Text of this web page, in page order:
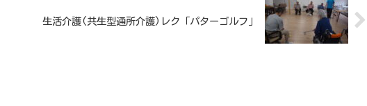
生活介護(共生型通所介護)レク「パターゴルフ」